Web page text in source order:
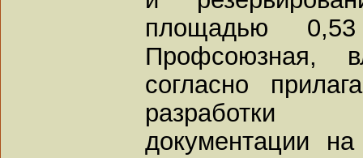
площадью
Профсоюзная,
согласно
разработки
документации